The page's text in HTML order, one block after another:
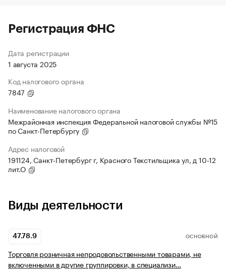
Регистрация ФНС
Дата регистрации
1 августа 2025
Код налогового органа
7847
Наименование налогового органа
Межрайонная инспекция Федеральной налоговой службы №15
по Санкт-Петербургу
Адрес налоговой
191124, Санкт-Петербург г, Красного Текстильщика ул, д 10-12
лит.О
Виды деятельности
47.78.9 ОСНОВНОЙ
Торговля розничная непродовольственными товарами, не
включенными в другие группировки, в специализи…